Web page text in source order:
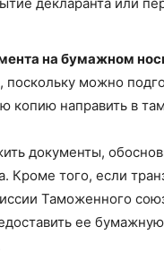
на бумажном
поскольку можно
копию направить в
документы,
Кроме того, если
Таможенного
ее